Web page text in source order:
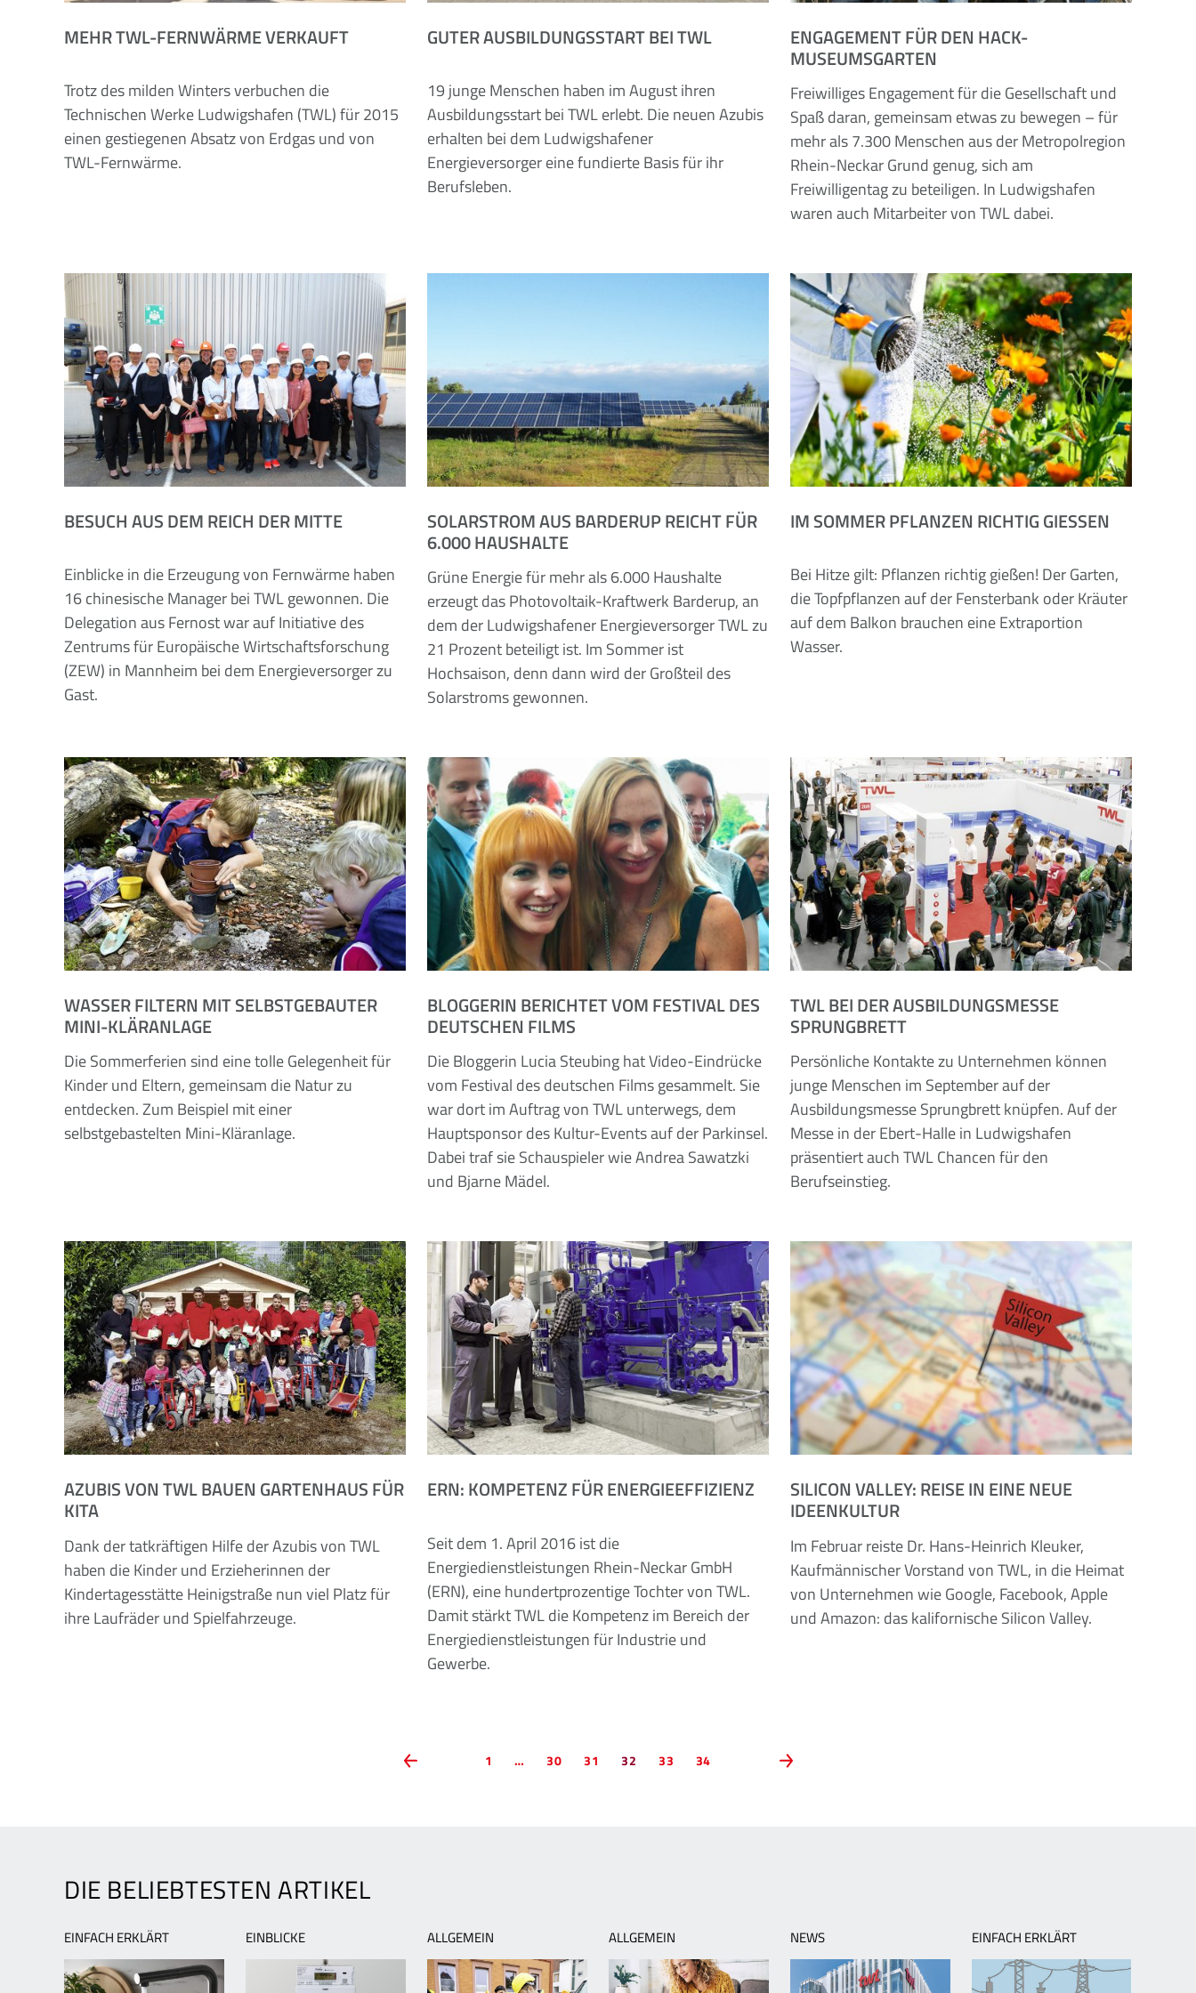
MEHR TWL-FERNWÄRME VERKAUFT
Trotz des milden Winters verbuchen die
Technischen Werke Ludwigshafen (TWL) für 2015
einen gestiegenen Absatz von Erdgas und von
TWL-Fernwärme.
GUTER AUSBILDUNGSSTART BEI TWL
19 junge Menschen haben im August ihren
Ausbildungsstart bei TWL erlebt. Die neuen Azubis
erhalten bei dem Ludwigshafener
Energieversorger eine fundierte Basis für ihr
Berufsleben.
ENGAGEMENT FÜR DEN HACK-
MUSEUMSGARTEN
Freiwilliges Engagement für die Gesellschaft und
Spaß daran, gemeinsam etwas zu bewegen – für
mehr als 7.300 Menschen aus der Metropolregion
Rhein-Neckar Grund genug, sich am
Freiwilligentag zu beteiligen. In Ludwigshafen
waren auch Mitarbeiter von TWL dabei.
BESUCH AUS DEM REICH DER MITTE
Einblicke in die Erzeugung von Fernwärme haben
16 chinesische Manager bei TWL gewonnen. Die
Delegation aus Fernost war auf Initiative des
Zentrums für Europäische Wirtschaftsforschung
(ZEW) in Mannheim bei dem Energieversorger zu
Gast.
SOLARSTROM AUS BARDERUP REICHT FÜR
6.000 HAUSHALTE
Grüne Energie für mehr als 6.000 Haushalte
erzeugt das Photovoltaik-Kraftwerk Barderup, an
dem der Ludwigshafener Energieversorger TWL zu
21 Prozent beteiligt ist. Im Sommer ist
Hochsaison, denn dann wird der Großteil des
Solarstroms gewonnen.
IM SOMMER PFLANZEN RICHTIG GIESSEN
Bei Hitze gilt: Pflanzen richtig gießen! Der Garten,
die Topfpflanzen auf der Fensterbank oder Kräuter
auf dem Balkon brauchen eine Extraportion
Wasser.
WASSER FILTERN MIT SELBSTGEBAUTER
MINI-KLÄRANLAGE
Die Sommerferien sind eine tolle Gelegenheit für
Kinder und Eltern, gemeinsam die Natur zu
entdecken. Zum Beispiel mit einer
selbstgebastelten Mini-Kläranlage.
BLOGGERIN BERICHTET VOM FESTIVAL DES
DEUTSCHEN FILMS
Die Bloggerin Lucia Steubing hat Video-Eindrücke
vom Festival des deutschen Films gesammelt. Sie
war dort im Auftrag von TWL unterwegs, dem
Hauptsponsor des Kultur-Events auf der Parkinsel.
Dabei traf sie Schauspieler wie Andrea Sawatzki
und Bjarne Mädel.
TWL BEI DER AUSBILDUNGSMESSE
SPRUNGBRETT
Persönliche Kontakte zu Unternehmen können
junge Menschen im September auf der
Ausbildungsmesse Sprungbrett knüpfen. Auf der
Messe in der Ebert-Halle in Ludwigshafen
präsentiert auch TWL Chancen für den
Berufseinstieg.
AZUBIS VON TWL BAUEN GARTENHAUS FÜR
KITA
Dank der tatkräftigen Hilfe der Azubis von TWL
haben die Kinder und Erzieherinnen der
Kindertagesstätte Heinigstraße nun viel Platz für
ihre Laufräder und Spielfahrzeuge.
ERN: KOMPETENZ FÜR ENERGIEEFFIZIENZ
Seit dem 1. April 2016 ist die
Energiedienstleistungen Rhein-Neckar GmbH
(ERN), eine hundertprozentige Tochter von TWL.
Damit stärkt TWL die Kompetenz im Bereich der
Energiedienstleistungen für Industrie und
Gewerbe.
SILICON VALLEY: REISE IN EINE NEUE
IDEENKULTUR
Im Februar reiste Dr. Hans-Heinrich Kleuker,
Kaufmännischer Vorstand von TWL, in die Heimat
von Unternehmen wie Google, Facebook, Apple
und Amazon: das kalifornische Silicon Valley.
VORHERIGESeite
1 … Seite
30 Seite
31 Seite
32 Seite
33 Seite
34
DIE BELIEBTESTEN ARTIKEL
EINFACH ERKLÄRT EINBLICKE ALLGEMEIN ALLGEMEIN NEWS EINFACH ERKLÄRT